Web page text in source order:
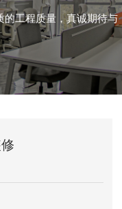
的工程质量，真诚期待与